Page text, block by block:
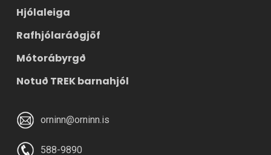
Hjólaleiga
Rafhjólaráðgjöf
Mótorábyrgð
Notuð TREK barnahjól
orninn@orninn.is
588-9890